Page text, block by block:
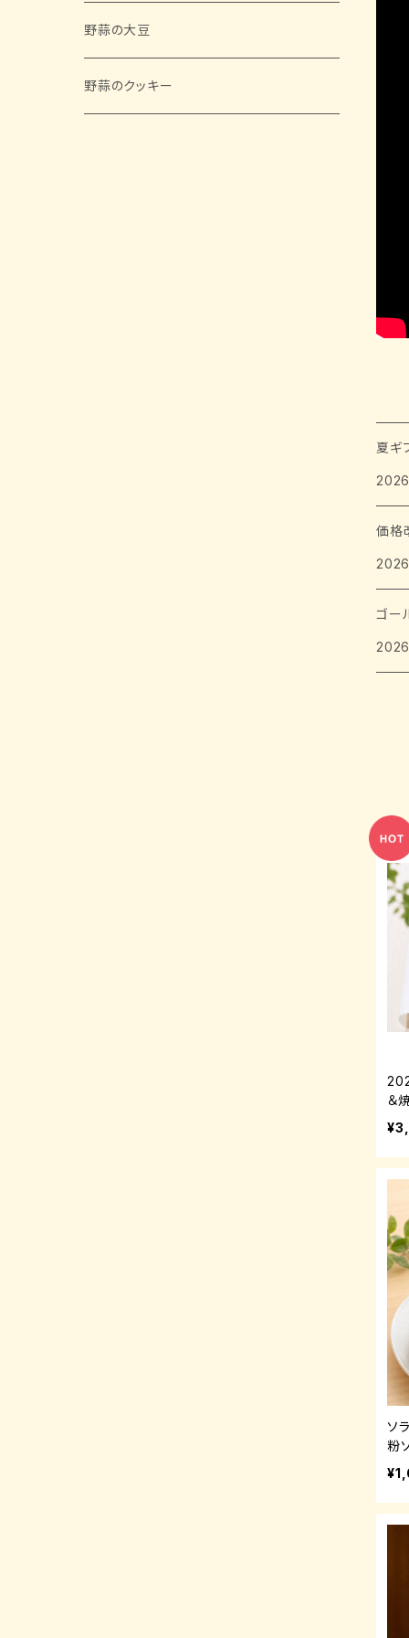
夏ギ
価格
ゴー
＆
ソ
粉
野蒜の大豆
野蒜のクッキー